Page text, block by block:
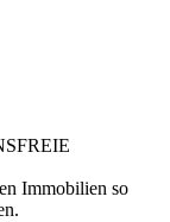
Immobilien so